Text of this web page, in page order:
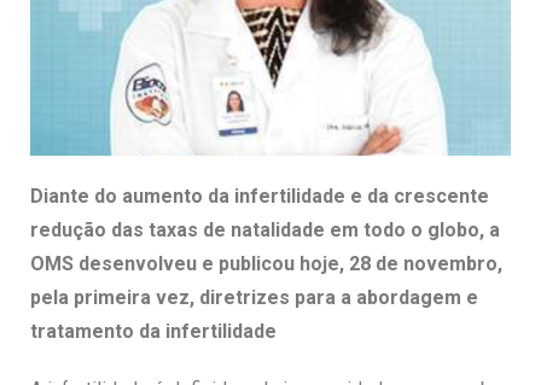
Diante do aumento da infertilidade e da crescente
redução das taxas de natalidade em todo o globo, a
OMS desenvolveu e publicou hoje, 28 de novembro,
pela primeira vez, diretrizes para a abordagem e
tratamento da infertilidade